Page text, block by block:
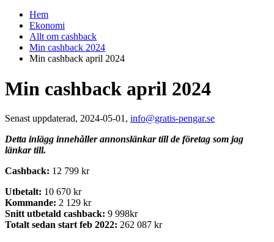
Hem
Ekonomi
Allt om cashback
Min cashback 2024
Min cashback april 2024
Min cashback april 2024
Senast uppdaterad, 2024-05-01, info@gratis-pengar.se
Detta inlägg innehåller annonslänkar till de företag som jag
länkar till.
Cashback: 12 799 kr
Utbetalt: 10 670 kr
Kommande: 2 129 kr
Snitt utbetald cashback: 9 998kr
Totalt sedan start feb 2022: 262 087 kr